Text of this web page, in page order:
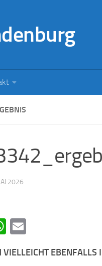
2026
WhatsApp
VIELLEICHT EBENFALLS